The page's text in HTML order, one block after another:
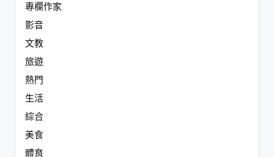
專欄作家
影音
文教
旅遊
熱門
生活
綜合
美食
體育